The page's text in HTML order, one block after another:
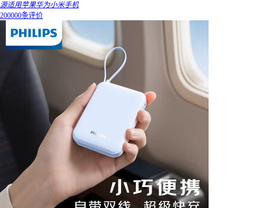
源适用苹果华为小米手机
200000条评价